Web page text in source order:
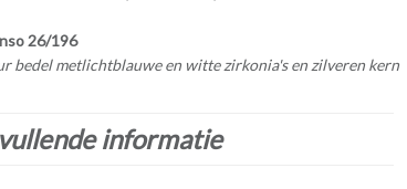
26/196
bedel metlichtblauwe en witte zirkonia's en zilveren kern
informatie